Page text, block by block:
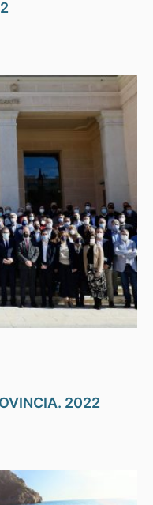
2022